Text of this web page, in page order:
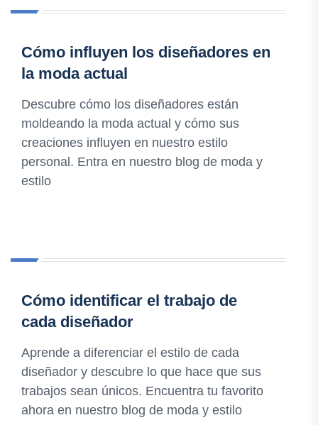
Cómo influyen los diseñadores en
la moda actual
Descubre cómo los diseñadores están
moldeando la moda actual y cómo sus
creaciones influyen en nuestro estilo
personal. Entra en nuestro blog de moda y
estilo
Cómo identificar el trabajo de
cada diseñador
Aprende a diferenciar el estilo de cada
diseñador y descubre lo que hace que sus
trabajos sean únicos. Encuentra tu favorito
ahora en nuestro blog de moda y estilo